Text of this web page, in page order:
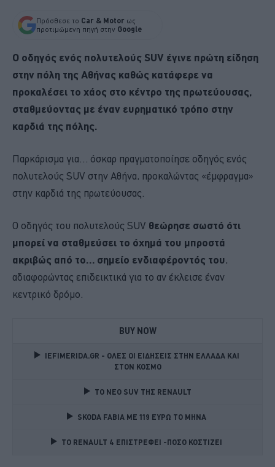
Πρόσθεσε το Car & Motor ως
προτιμώμενη πηγή στην Google
Ο οδηγός ενός πολυτελούς SUV έγινε πρώτη είδηση
στην πόλη της Αθήνας καθώς κατάφερε να
προκαλέσει το χάος στο κέντρο της πρωτεύουσας,
σταθμεύοντας με έναν ευρηματικό τρόπο στην
καρδιά της πόλης.
Παρκάρισμα για… όσκαρ πραγματοποίησε οδηγός ενός
πολυτελούς SUV στην Αθήνα, προκαλώντας «έμφραγμα»
στην καρδιά της πρωτεύουσας.
Ο οδηγός του πολυτελούς SUV θεώρησε σωστό ότι
μπορεί να σταθμεύσει το όχημά του μπροστά
ακριβώς από το… σημείο ενδιαφέροντός του,
αδιαφορώντας επιδεικτικά για το αν έκλεισε έναν
κεντρικό δρόμο.
BUY NOW
IEFIMERIDA.GR - ΟΛΕΣ ΟΙ ΕΙΔΗΣΕΙΣ ΣΤΗΝ ΕΛΛΑΔΑ ΚΑΙ
ΣΤΟΝ ΚΟΣΜΟ
TO NEO SUV ΤΗΣ RENAULT
SKODA FABIA ME 119 ΕΥΡΩ ΤΟ ΜΗΝΑ
TO RENAULT 4 ΕΠΙΣΤΡΕΦΕΙ -ΠΟΣΟ ΚΟΣΤΙΖΕΙ